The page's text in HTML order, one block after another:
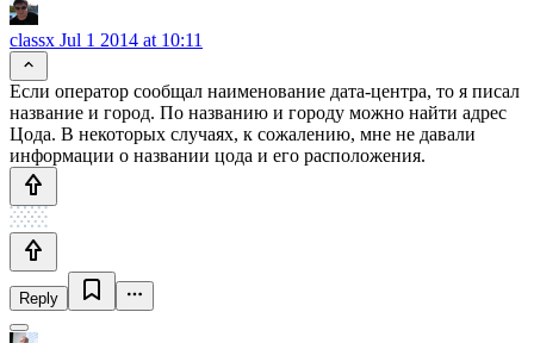
classx Jul 1 2014 at 10:11
Если оператор сообщал наименование дата-центра, то я писал
название и город. По названию и городу можно найти адрес
Цода. В некоторых случаях, к сожалению, мне не давали
информации о названии цода и его расположения.
Reply